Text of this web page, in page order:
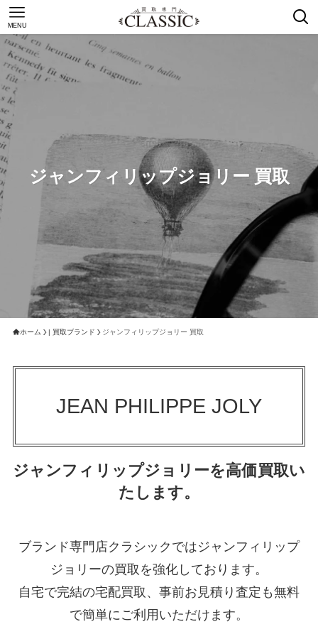
MENU
ジャンフィリップジョリー 買取
ホーム | 買取ブランド ジャンフィリップジョリー 買取
JEAN PHILIPPE JOLY
ジャンフィリップジョリーを高価買取い
たします。
ブランド専門店クラシックではジャンフィリップ
ジョリーの買取を強化しております。
自宅で完結の宅配買取、事前お見積り査定も無料
で簡単にご利用いただけます。